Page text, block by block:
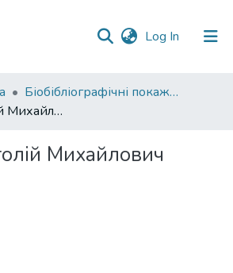
Log In (current)
Біобібліографічні покажчики. Бібліотека.
Шостя Анатолій Михайлович
Михайлович